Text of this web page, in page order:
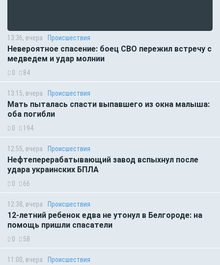
13:36, вчера Происшествия
Невероятное спасение: боец СВО пережил встречу с
медведем и удар молнии
0 84
13:15, вчера Происшествия
Мать пыталась спасти выпавшего из окна малыша:
оба погибли
0 194
12:55, вчера Происшествия
Нефтеперерабатывающий завод вспыхнул после
удара украинских БПЛА
0 66
12:38, вчера Происшествия
12-летний ребенок едва не утонул в Белгороде: на
помощь пришли спасатели
0 58
11:00, вчера Происшествия